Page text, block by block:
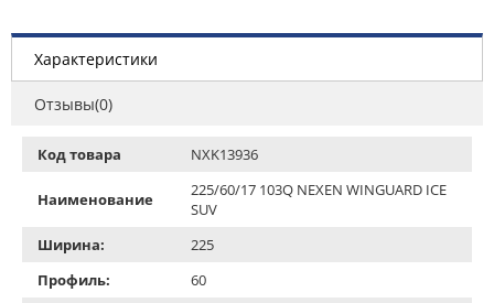
Характеристики
Отзывы(0)
Код товара NXK13936
Наименование
225/60/17 103Q NEXEN WINGUARD ICE
SUV
Ширина:
225
Профиль:
60